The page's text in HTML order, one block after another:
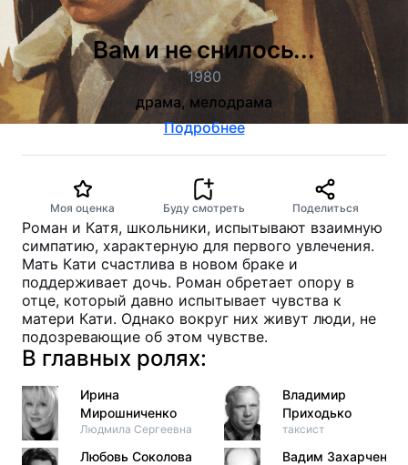
Вам и не снилось...
1980
драма, мелодрама
Подробнее
Моя оценка Буду смотреть Поделиться
Роман и Катя, школьники, испытывают взаимную
симпатию, характерную для первого увлечения.
Мать Кати счастлива в новом браке и
поддерживает дочь. Роман обретает опору в
отце, который давно испытывает чувства к
матери Кати. Однако вокруг них живут люди, не
подозревающие об этом чувстве.
В главных ролях:
Ирина
Мирошниченко
Людмила Сергеевна
Любовь Соколова
Владимир
Приходько
таксист
Вадим Захарченко